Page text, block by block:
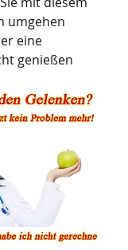
umgehen
eine
genießen